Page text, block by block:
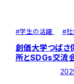
#学生の活躍 #社
創価大学つばさ
所とSDGs交流